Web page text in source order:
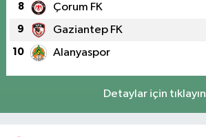
8 Çorum FK
9 Gaziantep FK
10 Alanyaspor
Detaylar için tıklayın